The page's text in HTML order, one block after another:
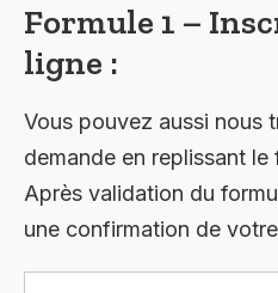
Formule 1 –
ligne :
Vous pouvez aussi nous
demande en replissant
Après validation du
une confirmation de